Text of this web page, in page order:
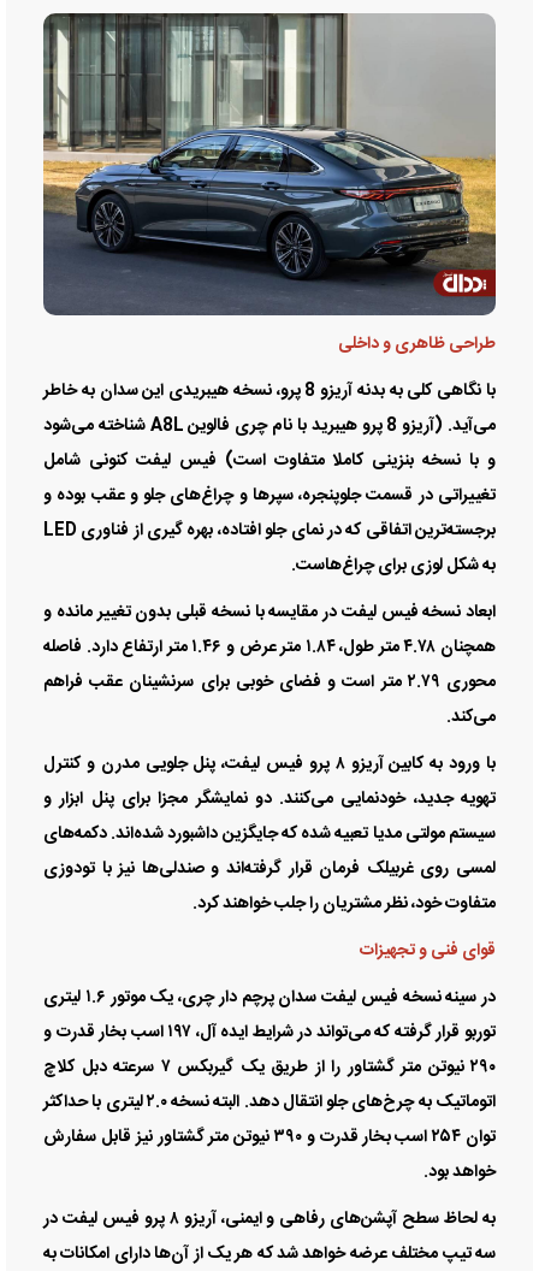
طراحی ظاهری و داخلی
با نگاهی کلی به بدنه آریزو 8 پرو، نسخه هیبریدی این سدان به خاطر
می‌آید. (آریزو 8 پرو هیبرید با نام چری فالوین A8L شناخته می‌شود
و با نسخه بنزینی کاملا متفاوت است) فیس لیفت کنونی شامل
تغییراتی در قسمت جلوپنجره، سپرها و چراغ‌های جلو و عقب بوده و
برجسته‌ترین اتفاقی که در نمای جلو افتاده، بهره گیری از فناوری LED
به شکل لوزی برای چراغ‌هاست.
ابعاد نسخه فیس لیفت در مقایسه با نسخه قبلی بدون تغییر مانده و
همچنان ۴.۷۸ متر طول، ۱.۸۴ متر عرض و ۱.۴۶ متر ارتفاع دارد. فاصله
محوری ۲.۷۹ متر است و فضای خوبی برای سرنشینان عقب فراهم
می‌کند.
با ورود به کابین آریزو ۸ پرو فیس لیفت، پنل جلویی مدرن و کنترل
تهویه جدید، خودنمایی می‌کنند. دو نمایشگر مجزا برای پنل ابزار و
سیستم مولتی مدیا تعبیه شده که جایگزین داشبورد شده‌اند. دکمه‌های
لمسی روی غربیلک فرمان قرار گرفته‌اند و صندلی‌ها نیز با تودوزی
متفاوت خود، نظر مشتریان را جلب خواهند کرد.
قوای فنی و تجهیزات
در سینه نسخه فیس لیفت سدان پرچم دار چری، یک موتور ۱.۶ لیتری
توربو قرار گرفته که می‌تواند در شرایط ایده آل، ۱۹۷ اسب بخار قدرت و
۲۹۰ نیوتن متر گشتاور را از طریق یک گیربکس ۷ سرعته دبل کلاچ
اتوماتیک به چرخ‌های جلو انتقال دهد. البته نسخه ۲.۰ لیتری با حداکثر
توان ۲۵۴ اسب بخار قدرت و ۳۹۰ نیوتن متر گشتاور نیز قابل سفارش
خواهد بود.
به لحاظ سطح آپشن‌های رفاهی و ایمنی، آریزو ۸ پرو فیس لیفت در
سه تیپ مختلف عرضه خواهد شد که هر یک از آن‌ها دارای امکانات به